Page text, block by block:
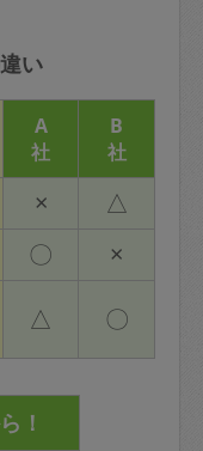
い
A
社
B
社
× △
〇 ×
△ 〇